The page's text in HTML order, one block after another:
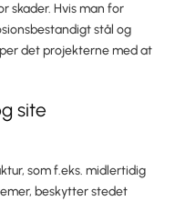
skader. Hvis man for
stål og
det projekterne med at
site
som f.eks. midlertidig
beskytter stedet